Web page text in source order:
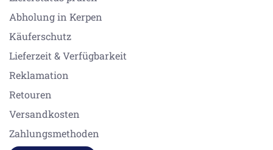
Abholung in Kerpen
Käuferschutz
Lieferzeit & Verfügbarkeit
Reklamation
Retouren
Versandkosten
Zahlungsmethoden